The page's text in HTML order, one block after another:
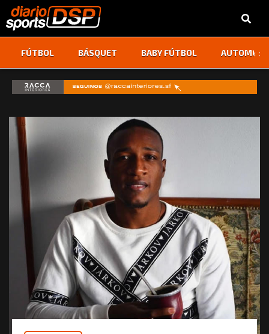
FÚTBOL BÁSQUET BABY FÚTBOL ‹ ›